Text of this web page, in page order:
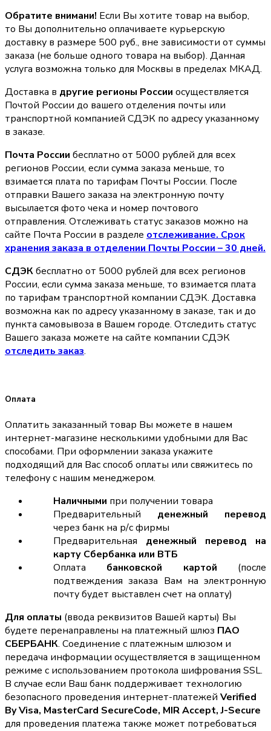
Обратите внимани! Если Вы хотите товар на выбор,
то Вы дополнительно оплачиваете курьерскую
доставку в размере 500 руб., вне зависимости от суммы
заказа (не больше одного товара на выбор). Данная
услуга возможна только для Москвы в пределах МКАД.
Доставка в другие регионы России осуществляется
Почтой России до вашего отделения почты или
транспортной компанией СДЭК по адресу указанному
в заказе.
Почта России бесплатно от 5000 рублей для всех
регионов России, если сумма заказа меньше, то
взимается плата по тарифам Почты России. После
отправки Вашего заказа на электронную почту
высылается фото чека и номер почтового
отправления. Отслеживать статус заказов можно на
сайте Почта России в разделе oтслеживание. Срок
хранения заказа в отделении Почты России – 30 дней.
СДЭКбесплатно от 5000 рублей для всех регионов
России, если сумма заказа меньше, то взимается плата
по тарифам транспортной компании СДЭК. Доставка
возможна как по адресу указанному в заказе, так и до
пункта самовывоза в Вашем городе. Отследить статус
Вашего заказа можете на сайте компании СДЭК
отследить заказ.
Оплата
Оплатить заказанный товар Вы можете в нашем
интернет-магазине несколькими удобными для Вас
способами. При оформлении заказа укажите
подходящий для Вас способ оплаты или свяжитесь по
телефону с нашим менеджером.
Наличными при получении товара
Предварительный денежный перевод
через банк на р/с фирмы
Предварительная денежный перевод на
карту Сбербанка или ВТБ
Оплата банковской картой (после
подтвеждения заказа Вам на электронную
почту будет выставлен счет на оплату)
Для оплаты (ввода реквизитов Вашей карты) Вы
будете перенаправлены на платежный шлюз ПАО
СБЕРБАНК. Соединение с платежным шлюзом и
передача информации осуществляется в защищенном
режиме с использованием протокола шифрования SSL.
В случае если Ваш банк поддерживает технологию
безопасного проведения интернет-платежей Verified
By Visa, MasterCard SecureCode, MIR Accept, J-Secure
для проведения платежа также может потребоваться